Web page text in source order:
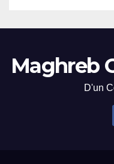
Maghreb
D'un